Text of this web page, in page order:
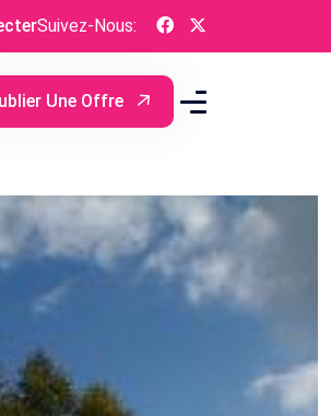
Suivez-Nous:
Une Offre